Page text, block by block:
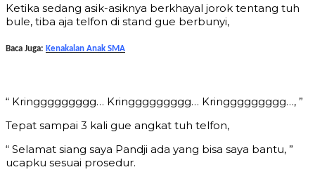
Ketika sedang asik-asiknya berkhayal jorok tentang tuh
bule, tiba aja telfon di stand gue berbunyi,
Baca Juga: Kenakalan Anak SMA
“ Kringgggggggg… Kringgggggggg… Kringgggggggg…, ”
Tepat sampai 3 kali gue angkat tuh telfon,
“ Selamat siang saya Pandji ada yang bisa saya bantu, ”
ucapku sesuai prosedur.